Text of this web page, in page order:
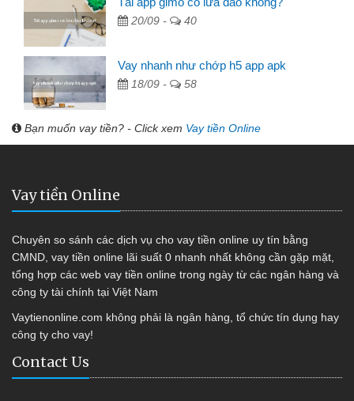
20/09 - 40
Vay nhanh như chớp h5 app apk
18/09 - 58
Bạn muốn vay tiền? - Click xem Vay tiền Online
Vay tiền Online
Chuyên so sánh các dịch vụ cho vay tiền online uy tín bằng
CMND, vay tiền online lãi suất 0 nhanh nhất không cần gặp mặt,
tổng hợp các web vay tiền online trong ngày từ các ngân hàng và
công ty tài chính tại Việt Nam
Vaytienonline.com không phải là ngân hàng, tổ chức tín dụng hay
công ty cho vay!
Contact Us